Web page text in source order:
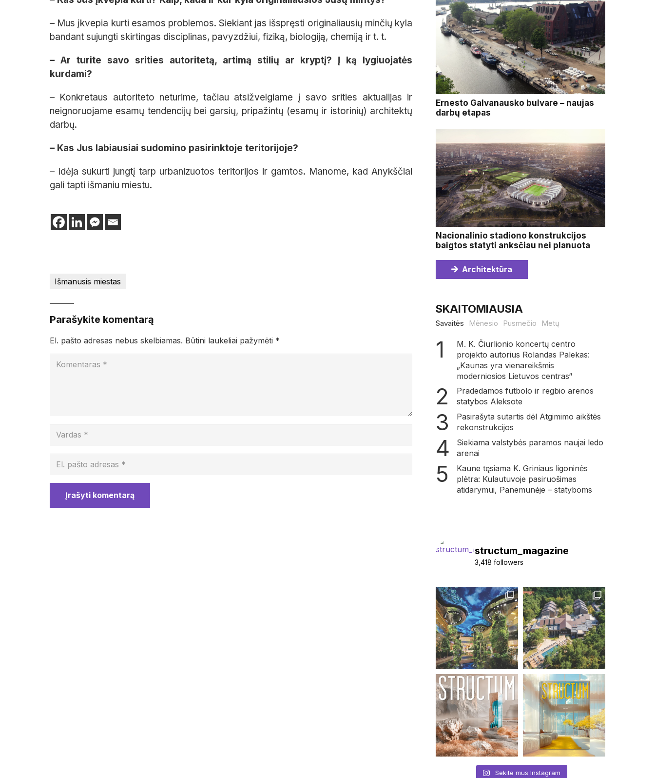
– Mus įkvepia kurti esamos problemos. Siekiant jas išspręsti originaliausių minčių kyla
bandant sujungti skirtingas disciplinas, pavyzdžiui, fiziką, biologiją, chemiją ir t. t.
– Ar turite savo srities autoritetą, artimą stilių ar kryptį? Į ką lygiuojatės
kurdami?
– Konkretaus autoriteto neturime, tačiau atsižvelgiame į savo srities aktualijas ir
neignoruojame esamų tendencijų bei garsių, pripažintų (esamų ir istorinių) architektų
darbų.
– Kas Jus labiausiai sudomino pasirinktoje teritorijoje?
– Idėja sukurti jungtį tarp urbanizuotos teritorijos ir gamtos. Manome, kad Anykščiai
gali tapti išmaniu miestu.
Išmanusis miestas
Parašykite komentarą
El. pašto adresas nebus skelbiamas. Būtini laukeliai pažymėti *
Įrašyti komentarą
Ernesto Galvanausko bulvare – naujas
darbų etapas
Nacionalinio stadiono konstrukcijos
baigtos statyti anksčiau nei planuota
Architektūra
SKAITOMIAUSIA
Savaitės Mėnesio Pusmečio Metų
M. K. Čiurlionio koncertų centro
projekto autorius Rolandas Palekas:
„Kaunas yra vienareikšmis
moderniosios Lietuvos centras“
Pradedamos futbolo ir regbio arenos
statybos Aleksote
Pasirašyta sutartis dėl Atgimimo aikštės
rekonstrukcijos
Siekiama valstybės paramos naujai ledo
arenai
Kaune tęsiama K. Griniaus ligoninės
plėtra: Kulautuvoje pasiruošimas
atidarymui, Panemunėje – statyboms
structum_magazine
3,418 followers
Sekite mus Instagram